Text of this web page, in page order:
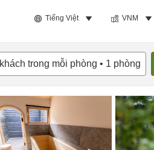
Tiếng Việt VNM
khách trong mỗi phòng • 1 phòng